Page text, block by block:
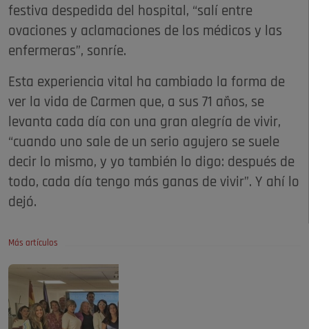
festiva despedida del hospital, “salí entre
ovaciones y aclamaciones de los médicos y las
enfermeras”, sonríe.
Esta experiencia vital ha cambiado la forma de
ver la vida de Carmen que, a sus 71 años, se
levanta cada día con una gran alegría de vivir,
“cuando uno sale de un serio agujero se suele
decir lo mismo, y yo también lo digo: después de
todo, cada día tengo más ganas de vivir”. Y ahí lo
dejó.
Más artículos